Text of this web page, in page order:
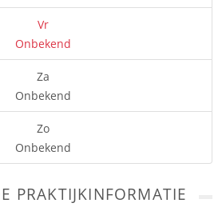
Vr
Onbekend
Za
Onbekend
Zo
Onbekend
PRAKTIJKINFORMATIE